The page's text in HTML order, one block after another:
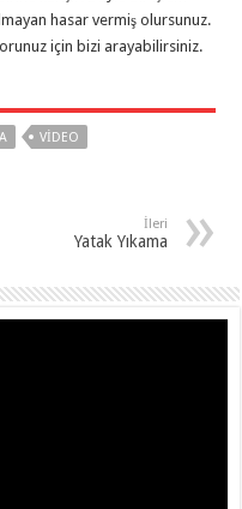
hasar vermiş olursunuz.
için bizi arayabilirsiniz.
VIDEO
İleri
Yatak Yıkama